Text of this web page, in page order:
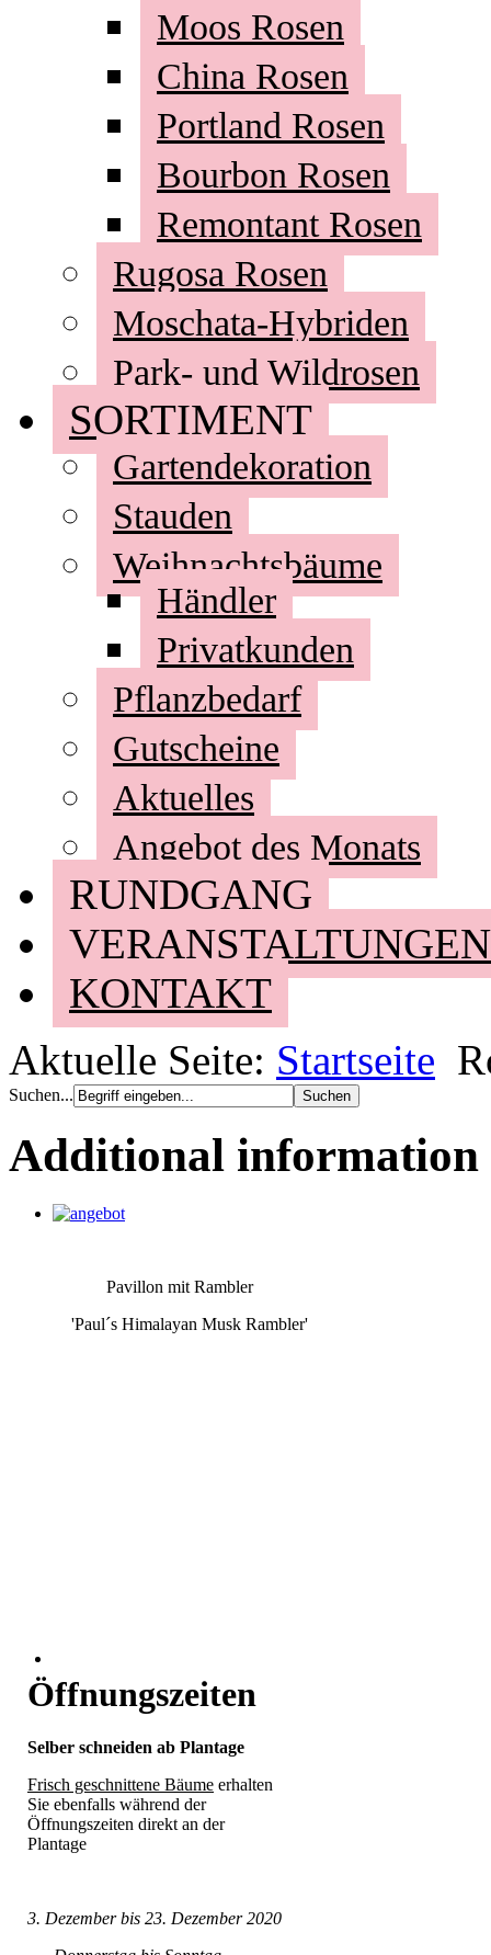
Moos Rosen
China Rosen
Portland Rosen
Bourbon Rosen
Remontant Rosen
Rugosa Rosen
Moschata-Hybriden
Park- und Wildrosen
SORTIMENT
Gartendekoration
Stauden
Weihnachtsbäume
Händler
Privatkunden
Pflanzbedarf
Gutscheine
Aktuelles
Angebot des Monats
RUNDGANG
VERANSTALTUNGEN
KONTAKT
Aktuelle Seite: Startseite
Suchen...
Additional information
Pavillon mit Rambler
'Paul´s Himalayan Musk Rambler'
Öffnungszeiten
Selber schneiden ab Plantage
Frisch geschnittene Bäume erhalten
Sie ebenfalls während der
Öffnungszeiten direkt an der
Plantage
3. Dezember bis 23. Dezember 2020